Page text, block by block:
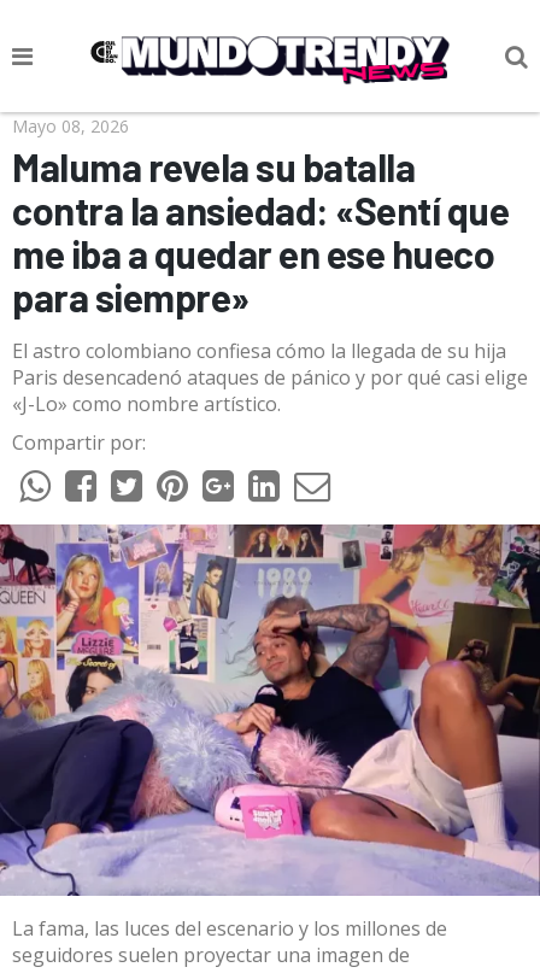
NOTICIAS
CULTURA POP
CIENCIA Y TECNOLOGÍA
VIDA
SOCIEDAD
CULTURIZANDO.COM
Mayo 08, 2026
Maluma revela su batalla
contra la ansiedad: «Sentí que
me iba a quedar en ese hueco
para siempre»
El astro colombiano confiesa cómo la llegada de su hija
Paris desencadenó ataques de pánico y por qué casi elige
«J-Lo» como nombre artístico.
Compartir por:
La fama, las luces del escenario y los millones de
seguidores suelen proyectar una imagen de